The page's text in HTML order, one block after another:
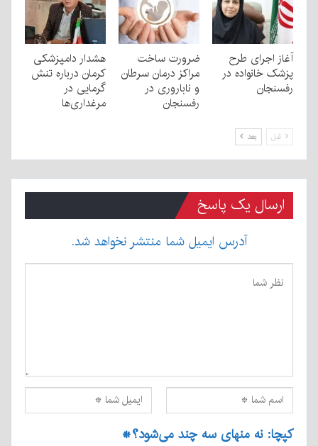
آغاز اجرای طرح
پزشک خانواده در
رفسنجان
ضرورت ساخت
مراکز درمان سرطان
و ناباروری در
رفسنجان
هشدار دامپزشکی
کرمان درباره تنش
گرمایی در
مرغداری‌ها
قبل بعد
ارسال یک پاسخ
آدرس ایمیل شما منتشر نخواهد شد.
کپچا: نه منهای سه چند می‌شود؟*